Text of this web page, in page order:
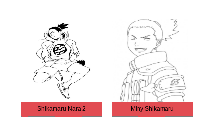
Shikamaru Nara 2 Miny Shikamaru